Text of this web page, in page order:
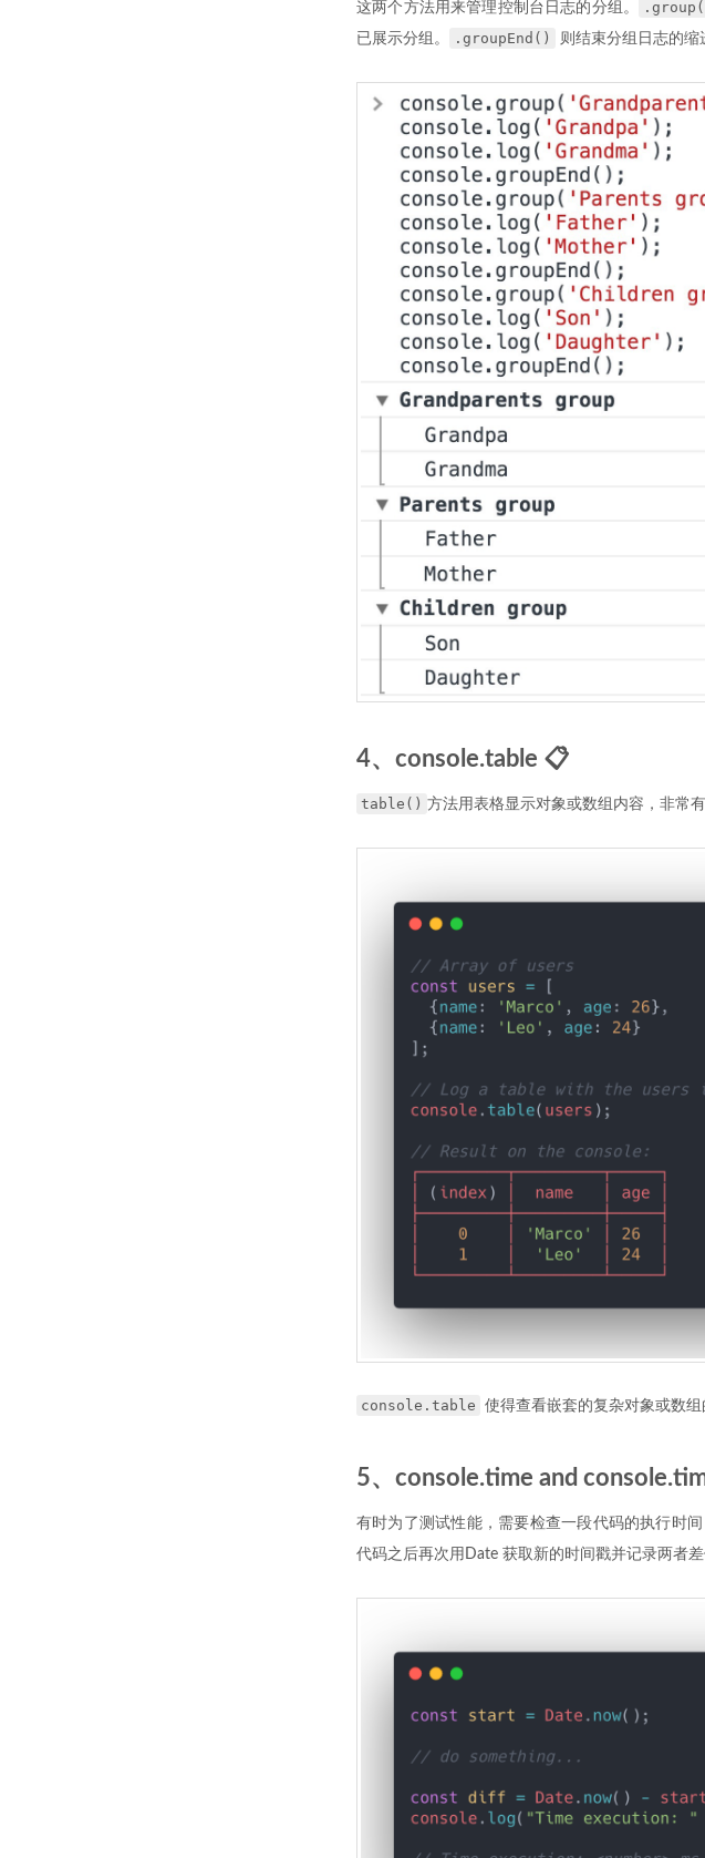
这两个方法用来管理控制台日志的分组。
已展示分组。
.groupEnd() 则结束分组日志的缩
4、console.table 📋
table() 方法用表格显示对象或数组内容，非常有
console.table 使得查看嵌套的复杂对象或数组
5、console.time and
有时为了测试性能，需要检查一段代码的执行时
代码之后再次用Date 获取新的时间戳并记录两者差